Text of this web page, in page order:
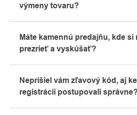
výmeny tovaru?
"Všetko o nákupe" alebo nás
alebo telefonicky.
Máte kamennú predajňu, kde si
prezrieť a vyskúšať?
Kolíne. Radi vám tu poradíme s
vybavenia, ktoré si môžete
Neprišiel vám zľavový kód, aj
registrácii postupovali správne?